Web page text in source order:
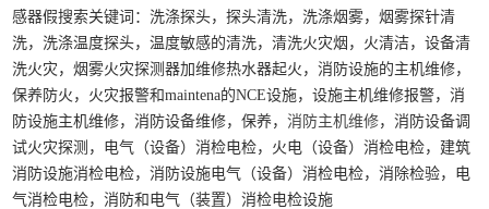
感器假搜索关键词：洗涤探头，探头清洗，洗涤烟雾，烟雾探针清
洗，洗涤温度探头，温度敏感的清洗，清洗火灾烟，火清洁，设备清
洗火灾，烟雾火灾探测器加维修热水器起火，消防设施的主机维修，
保养防火，火灾报警和maintena的NCE设施，设施主机维修报警，消
防设施主机维修，消防设备维修，保养，消防主机维修，消防设备调
试火灾探测，电气（设备）消检电检，火电（设备）消检电检，建筑
消防设施消检电检，消防设施电气（设备）消检电检，消除检验，电
气消检电检，消防和电气（装置）消检电检设施